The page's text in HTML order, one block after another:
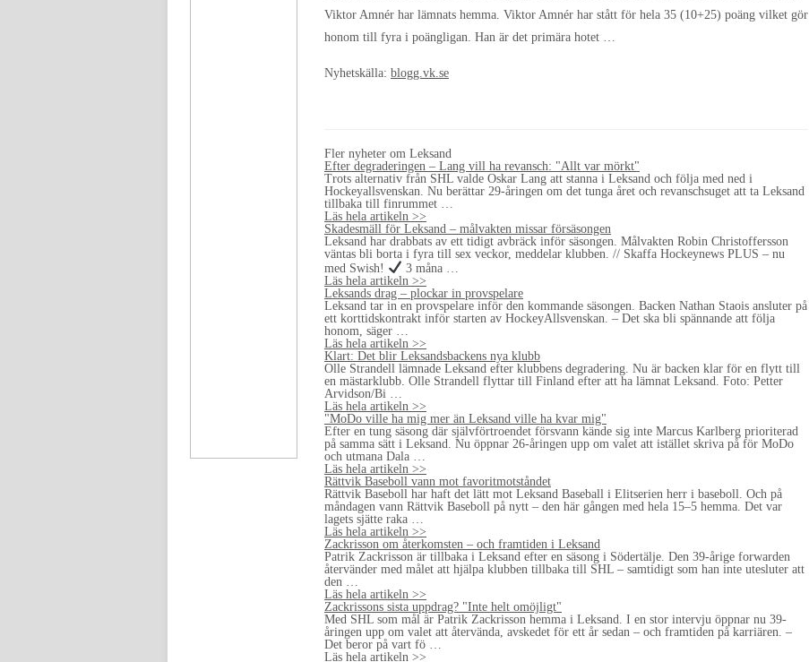
Viktor Amnér har lämnats hemma. Viktor Amnér har stått för hela 35 (10+25) poäng vilket gör
honom till fyra i poängligan. Han är det primära hotet …
Nyhetskälla: blogg.vk.se
Fler nyheter om Leksand
Efter degraderingen – Lang vill ha revansch: "Allt var mörkt"
Trots alternativ från SHL valde Oskar Lang att stanna i Leksand och följa med ned i
Hockeyallsvenskan. Nu berättar 29-åringen om det tunga året och revanschsuget att ta Leksand
tillbaka till finrummet …
Läs hela artikeln >>
Skadesmäll för Leksand – målvakten missar försäsongen
Leksand har drabbats av ett tidigt avbräck inför säsongen. Målvakten Robin Christoffersson
väntas bli borta i fyra till sex veckor, meddelar klubben. // Skaffa Hockeynews PLUS – nu
med Swish!
3 måna …
Läs hela artikeln >>
Leksands drag – plockar in provspelare
Leksand tar in en provspelare inför den kommande säsongen. Backen Nathan Staois ansluter på
ett korttidskontrakt inför starten av HockeyAllsvenskan. – Det ska bli spännande att följa
honom, säger …
Läs hela artikeln >>
Klart: Det blir Leksandsbackens nya klubb
Olle Strandell lämnade Leksand efter klubbens degradering. Nu är backen klar för en flytt till
en mästarklubb. Olle Strandell flyttar till Finland efter att ha lämnat Leksand. Foto: Petter
Arvidson/Bi …
Läs hela artikeln >>
"MoDo ville ha mig mer än Leksand ville ha kvar mig"
Efter en tung säsong där självförtroendet försvann kände sig inte Marcus Karlberg prioriterad
på samma sätt i Leksand. Nu öppnar 26-åringen upp om valet att istället skriva på för MoDo
och utmana Dala …
Läs hela artikeln >>
Rättvik Baseboll vann mot favoritmotståndet
Rättvik Baseboll har haft det lätt mot Leksand Baseball i Elitserien herr i baseboll. Och på
måndagen vann Rättvik Baseboll på nytt – den här gången med hela 15–5 hemma. Det var
lagets sjätte raka …
Läs hela artikeln >>
Zackrisson om återkomsten – och framtiden i Leksand
Patrik Zackrisson är tillbaka i Leksand efter en säsong i Södertälje. Den 39-årige forwarden
återvänder med målet att hjälpa klubben tillbaka till SHL – samtidigt som han inte utesluter att
den …
Läs hela artikeln >>
Zackrissons sista uppdrag? "Inte helt omöjligt"
Med SHL som mål är Patrik Zackrisson hemma i Leksand. I en stor intervju öppnar nu 39-
åringen upp om valet att återvända, avskedet för ett år sedan – och framtiden på karriären. –
Det beror på vart fö …
Läs hela artikeln >>